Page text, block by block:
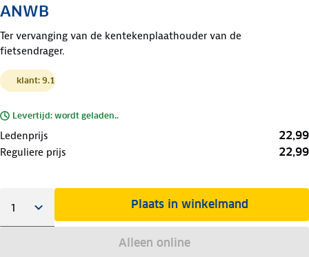
ANWB
Ter vervanging van de kentekenplaathouder van de
fietsendrager.
klant: 9.1
Levertijd: wordt geladen..
Ledenprijs 22,99
Reguliere prijs 22,99
Plaats in winkelmand
Alleen online